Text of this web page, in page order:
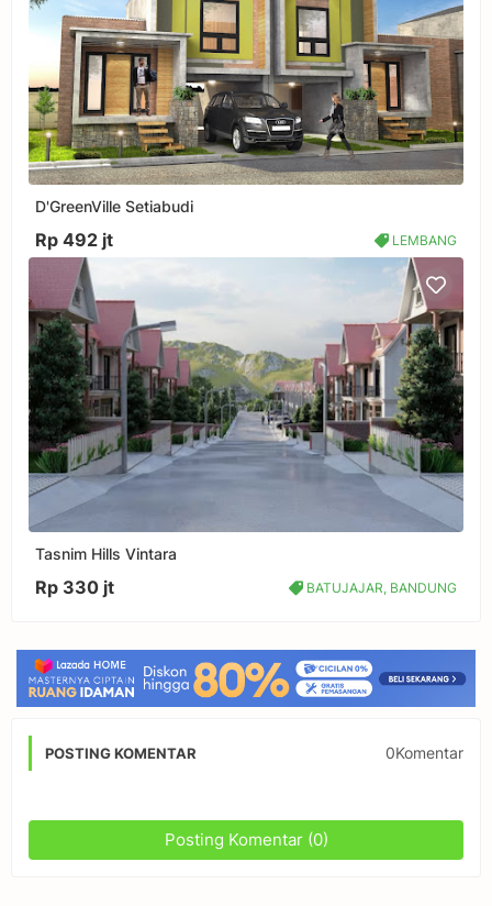
D'GreenVille Setiabudi
Rp 492 jt LEMBANG
Tasnim Hills Vintara
Rp 330 jt BATUJAJAR, BANDUNG
POSTING KOMENTAR 0Komentar
Posting Komentar (0)